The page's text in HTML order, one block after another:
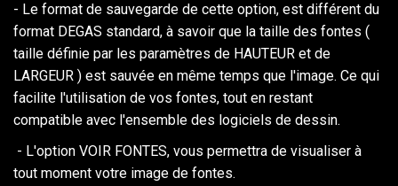
- Le format de sauvegarde de cette option, est différent du
format DEGAS standard, à savoir que la taille des fontes (
taille définie par les paramètres de HAUTEUR et de
LARGEUR ) est sauvée en même temps que l'image. Ce qui
facilite l'utilisation de vos fontes, tout en restant
compatible avec l'ensemble des logiciels de dessin.
- L'option VOIR FONTES, vous permettra de visualiser à
tout moment votre image de fontes.